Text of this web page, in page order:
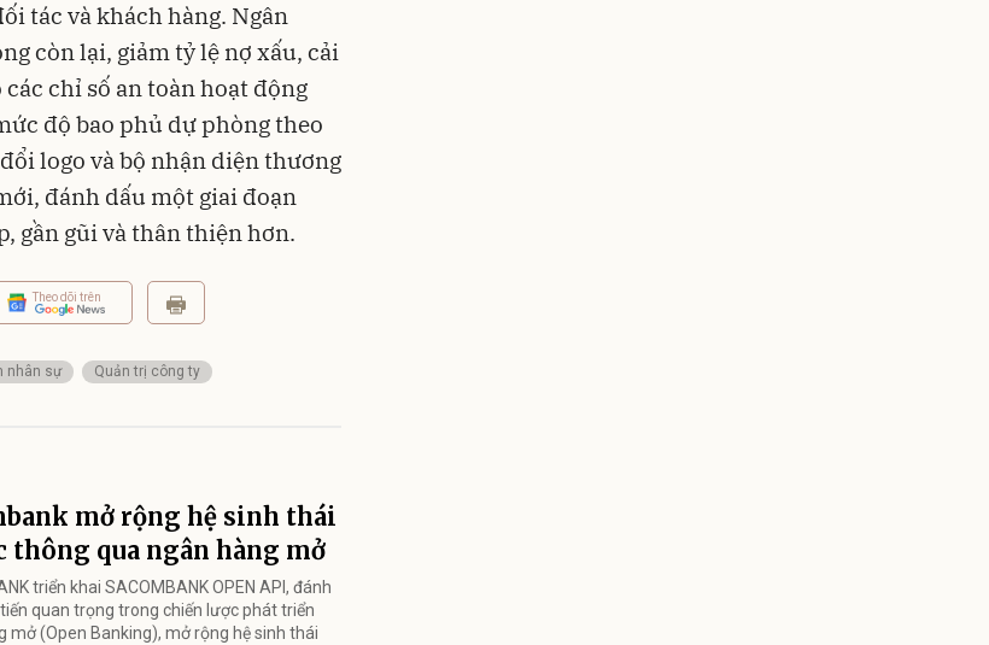
tác và khách hàng. Ngân
còn lại, giảm tỷ lệ nợ xấu, cải
chỉ số an toàn hoạt động
độ bao phủ dự phòng theo
logo và bộ nhận diện thương
đánh dấu một giai đoạn
gần gũi và thân thiện hơn.
Theo dõi trên
nhân sự Quản trị công ty
mở rộng hệ sinh thái
thông qua ngân hàng mở
triển khai SACOMBANK OPEN API, đánh
quan trọng trong chiến lược phát triển
mở (Open Banking), mở rộng hệ sinh thái